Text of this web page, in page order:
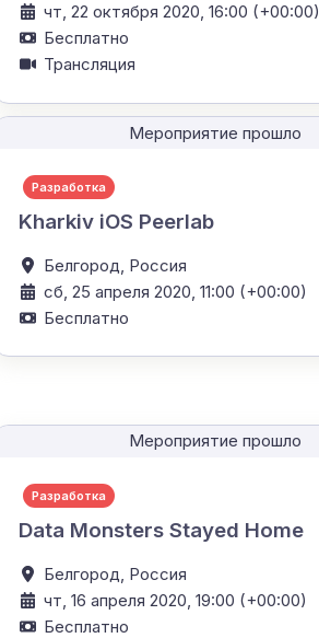
чт, 22 октября 2020, 16:00 (+00:00)
Бесплатно
Трансляция
Мероприятие прошло
Разработка
Kharkiv iOS Peerlab
Белгород, Россия
сб, 25 апреля 2020, 11:00 (+00:00)
Бесплатно
Мероприятие прошло
Разработка
Data Monsters Stayed Home
Белгород, Россия
чт, 16 апреля 2020, 19:00 (+00:00)
Бесплатно